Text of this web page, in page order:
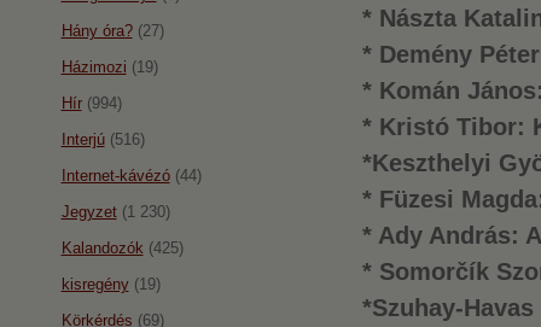
* Nászta
* Demény
* Komán
* Kristó Tibor:
*Keszthelyi
* Füzesi
* Ady András:
* Somorčík
*Szuhay-
Hány óra?(27)
Házimozi (19)
Hír(994)
Interjú(516)
Internet-kávézó(44)
Jegyzet(1 230)
Kalandozók (425)
kisregény(19)
Körkérdés (69)